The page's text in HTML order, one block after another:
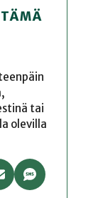
tai
olevilla